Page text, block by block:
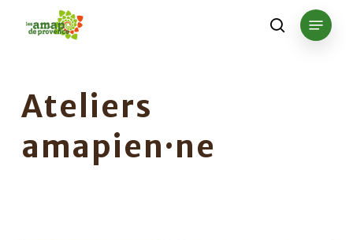
search
Menu
Ateliers
amapien·ne